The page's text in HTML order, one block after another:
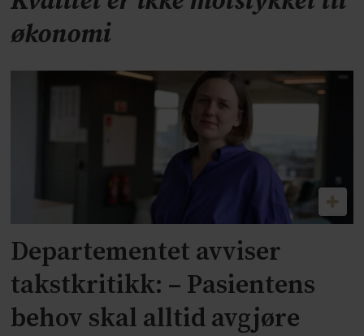
økonomi
Departementet avviser
takstkritikk: – Pasientens
behov skal alltid avgjøre